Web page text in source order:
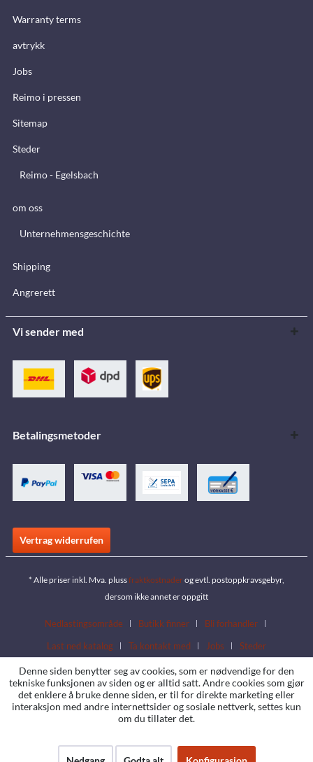
Warranty terms
avtrykk
Jobs
Reimo i pressen
Sitemap
Steder
Reimo - Egelsbach
om oss
Unternehmensgeschichte
Shipping
Angrerett
Vi sender med
Betalingsmetoder
Vertrag widerrufen
* Alle priser inkl. Mva. plussfraktkostnaderog evtl. postoppkravsgebyr,
dersom ikke annet er oppgitt
Nedlastingsområde Butikk finner
Bli forhandler
Last ned katalog
Ta kontakt med Jobs Steder
Denne siden benytter seg av cookies, som er nødvendige for den
tekniske funksjonen av siden og er alltid satt. Andre cookies som gjør
det enklere å bruke denne siden, er til for direkte marketing eller
interaksjon med andre internettsider og sosiale nettverk, settes kun
om du tillater det.